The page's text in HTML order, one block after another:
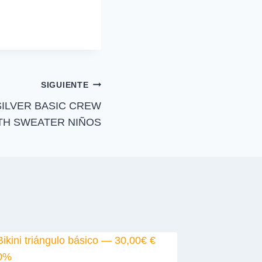
SIGUIENTE
BASIC CREW
SWEATER NIÑOS